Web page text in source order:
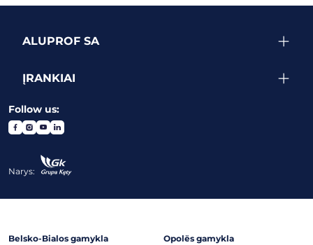
ALUPROF SA
ĮRANKIAI
Follow us:
Narys:
Belsko-Bialos gamykla Opolës gamykla